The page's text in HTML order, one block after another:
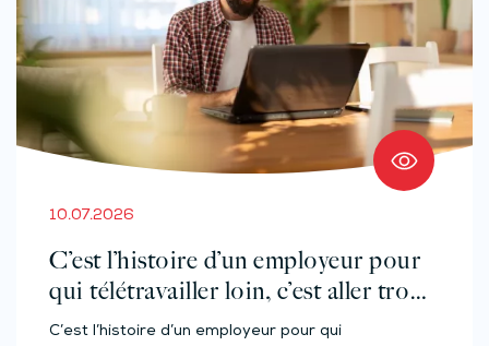
10.07.2026
C’est l’histoire d’un employeur pour
qui télétravailler loin, c’est aller trop
loin…
C’est l’histoire d’un employeur pour qui